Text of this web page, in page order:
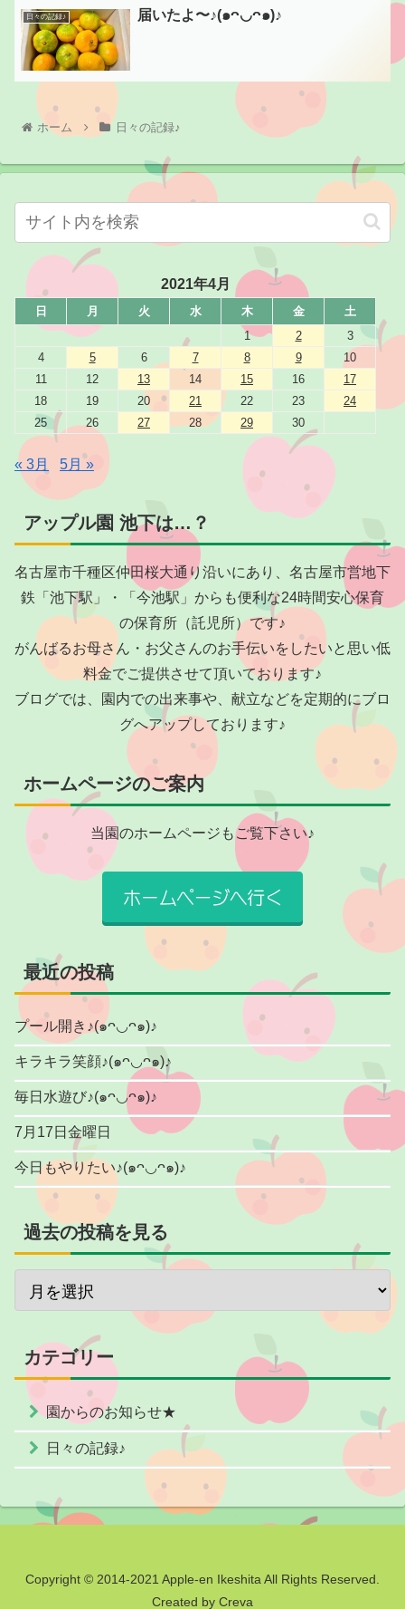
日々の記録♪ 届いたよ〜♪(๑ᴖ◡ᴖ๑)♪
ホーム 日々の記録♪
2021年4月
日 月 火 水 木 金
土
1
2
3
4
5 6 7 8 9
10
11
12 13 14 15 16
17
18
19 20 21 22 23
24
25
26 27 28 29 30
« 3月 5月 »
アップル園 池下は…？
名古屋市千種区仲田桜大通り沿いにあり、名古屋市営地下
鉄「池下駅」・「今池駅」からも便利な24時間安心保育
の保育所（託児所）です♪
がんばるお母さん・お父さんのお手伝いをしたいと思い低
料金でご提供させて頂いております♪
ブログでは、園内での出来事や、献立などを定期的にブロ
グへアップしております♪
ホームページのご案内
当園のホームページもご覧下さい♪
最近の投稿
プール開き♪(๑ᴖ◡ᴖ๑)♪
キラキラ笑顔♪(๑ᴖ◡ᴖ๑)♪
毎日水遊び♪(๑ᴖ◡ᴖ๑)♪
7月17日金曜日
今日もやりたい♪(๑ᴖ◡ᴖ๑)♪
過去の投稿を見る
カテゴリー
園からのお知らせ★
日々の記録♪
Copyright © 2014-2021 Apple-en Ikeshita All Rights Reserved.
Created by Creva